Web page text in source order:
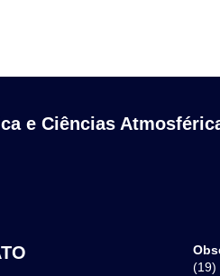
e Ciências
(19)